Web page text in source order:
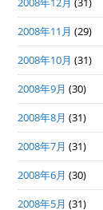
2008年11月 (29)
2008年10月 (31)
2008年9月 (30)
2008年8月 (31)
2008年7月 (31)
2008年6月 (30)
2008年5月 (31)